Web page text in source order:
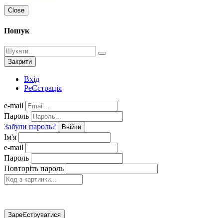
Close
Пошук
Закрити
Вхід
РеЄстрація
e-mail
Пароль
Забули пароль?
Ввійти
Ім'я
e-mail
Пароль
Повторіть пароль
ЗареЄструватися